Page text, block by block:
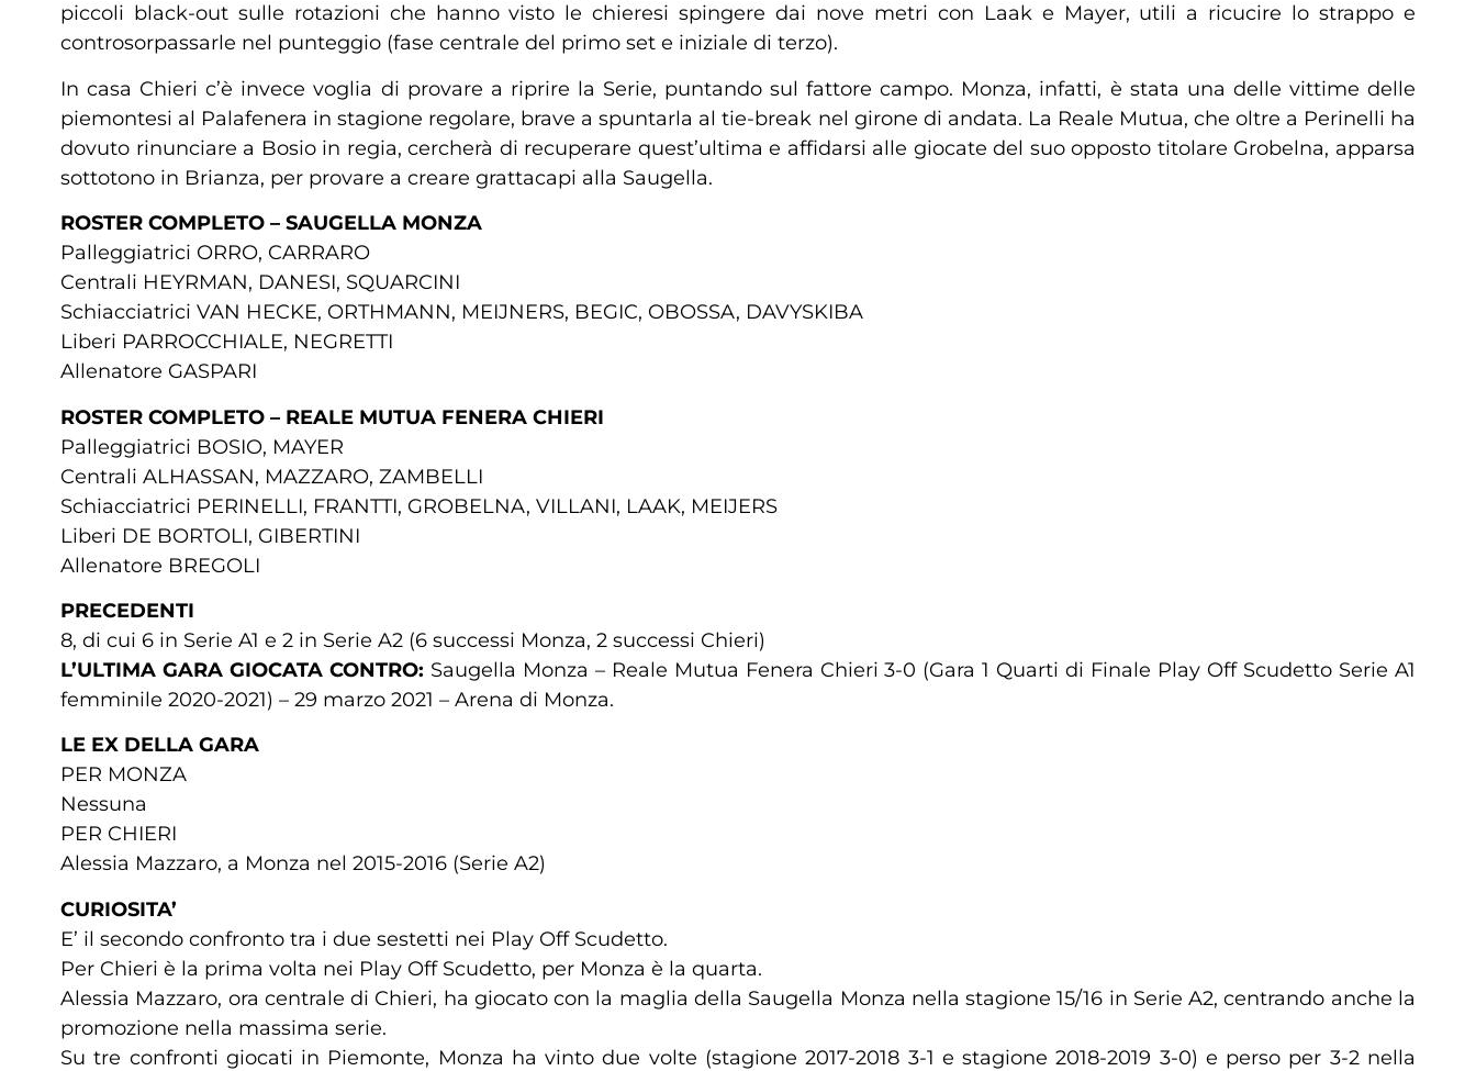
piccoli black-out sulle rotazioni che hanno visto le chieresi spingere dai nove metri con Laak e Mayer, utili a ricucire lo strappo e
controsorpassarle nel punteggio (fase centrale del primo set e iniziale di terzo).
In casa Chieri c’è invece voglia di provare a riprire la Serie, puntando sul fattore campo. Monza, infatti, è stata una delle vittime delle
piemontesi al Palafenera in stagione regolare, brave a spuntarla al tie-break nel girone di andata. La Reale Mutua, che oltre a Perinelli ha
dovuto rinunciare a Bosio in regia, cercherà di recuperare quest’ultima e affidarsi alle giocate del suo opposto titolare Grobelna, apparsa
sottotono in Brianza, per provare a creare grattacapi alla Saugella.
ROSTER COMPLETO – SAUGELLA MONZA
Palleggiatrici ORRO, CARRARO
Centrali HEYRMAN, DANESI, SQUARCINI
Schiacciatrici VAN HECKE, ORTHMANN, MEIJNERS, BEGIC, OBOSSA, DAVYSKIBA
Liberi PARROCCHIALE, NEGRETTI
Allenatore GASPARI
ROSTER COMPLETO – REALE MUTUA FENERA CHIERI
Palleggiatrici BOSIO, MAYER
Centrali ALHASSAN, MAZZARO, ZAMBELLI
Schiacciatrici PERINELLI, FRANTTI, GROBELNA, VILLANI, LAAK, MEIJERS
Liberi DE BORTOLI, GIBERTINI
Allenatore BREGOLI
PRECEDENTI
8, di cui 6 in Serie A1 e 2 in Serie A2 (6 successi Monza, 2 successi Chieri)
L’ULTIMA GARA GIOCATA CONTRO: Saugella Monza – Reale Mutua Fenera Chieri 3-0 (Gara 1 Quarti di Finale Play Off Scudetto Serie A1
femminile 2020-2021) – 29 marzo 2021 – Arena di Monza.
LE EX DELLA GARA
PER MONZA
Nessuna
PER CHIERI
Alessia Mazzaro, a Monza nel 2015-2016 (Serie A2)
CURIOSITA’
E’ il secondo confronto tra i due sestetti nei Play Off Scudetto.
Per Chieri è la prima volta nei Play Off Scudetto, per Monza è la quarta.
Alessia Mazzaro, ora centrale di Chieri, ha giocato con la maglia della Saugella Monza nella stagione 15/16 in Serie A2, centrando anche la
promozione nella massima serie.
Su tre confronti giocati in Piemonte, Monza ha vinto due volte (stagione 2017-2018 3-1 e stagione 2018-2019 3-0) e perso per 3-2 nella